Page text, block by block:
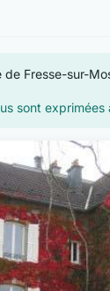
Fresse-sur-
sont exprimées